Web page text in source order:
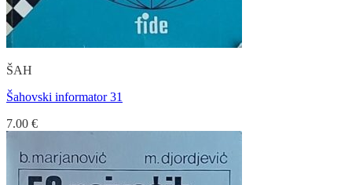
ŠAH
Šahovski informator 31
7.00 €